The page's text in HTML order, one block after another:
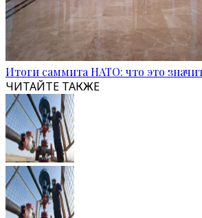
Итоги саммита НАТО: что это
ЧИТАЙТЕ ТАКЖЕ